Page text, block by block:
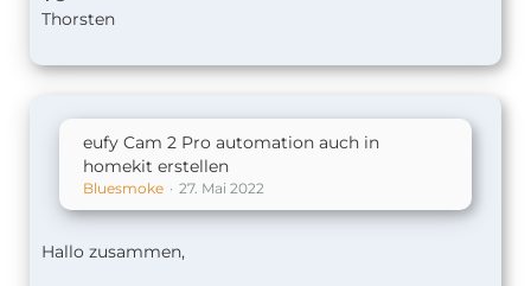
Thorsten
eufy Cam 2 Pro automation auch in
homekit erstellen
Bluesmoke 27. Mai 2022
Hallo zusammen,